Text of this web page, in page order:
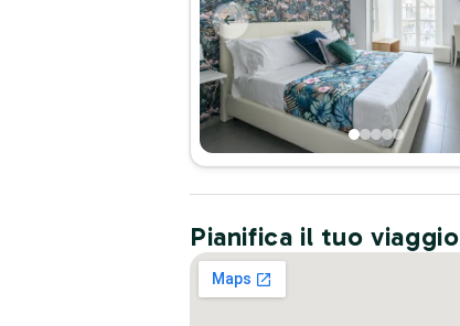
Pianifica il tuo viaggio